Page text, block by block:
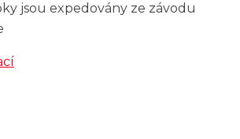
jsou expedovány ze závodu